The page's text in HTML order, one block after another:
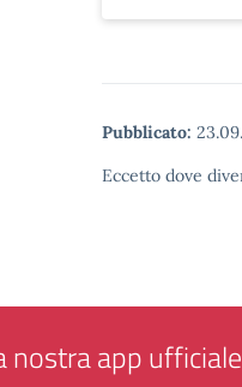
Pubblicato:
Eccetto dove
nostra app